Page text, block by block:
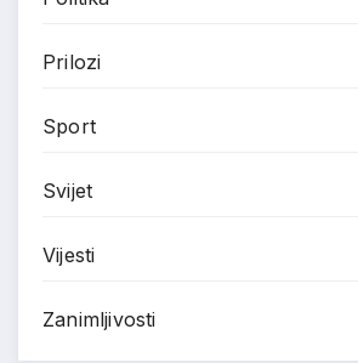
Prilozi
Sport
Svijet
Vijesti
Zanimljivosti